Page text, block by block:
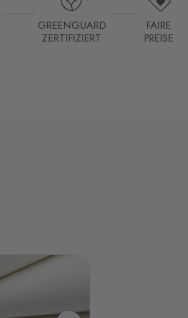
GREENGUARD
ZERTIFIZIERT
FAIRE
PREISE